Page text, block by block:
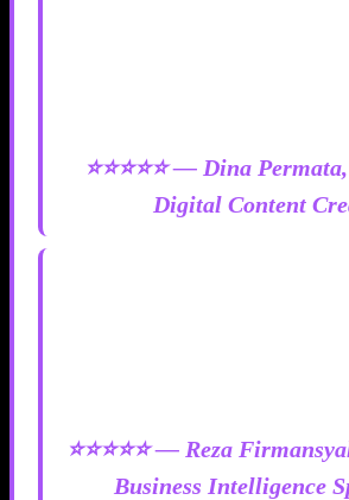
⭐⭐⭐⭐⭐ — Dina
Digital Content
⭐⭐⭐⭐⭐ — Reza
Business Intelligence